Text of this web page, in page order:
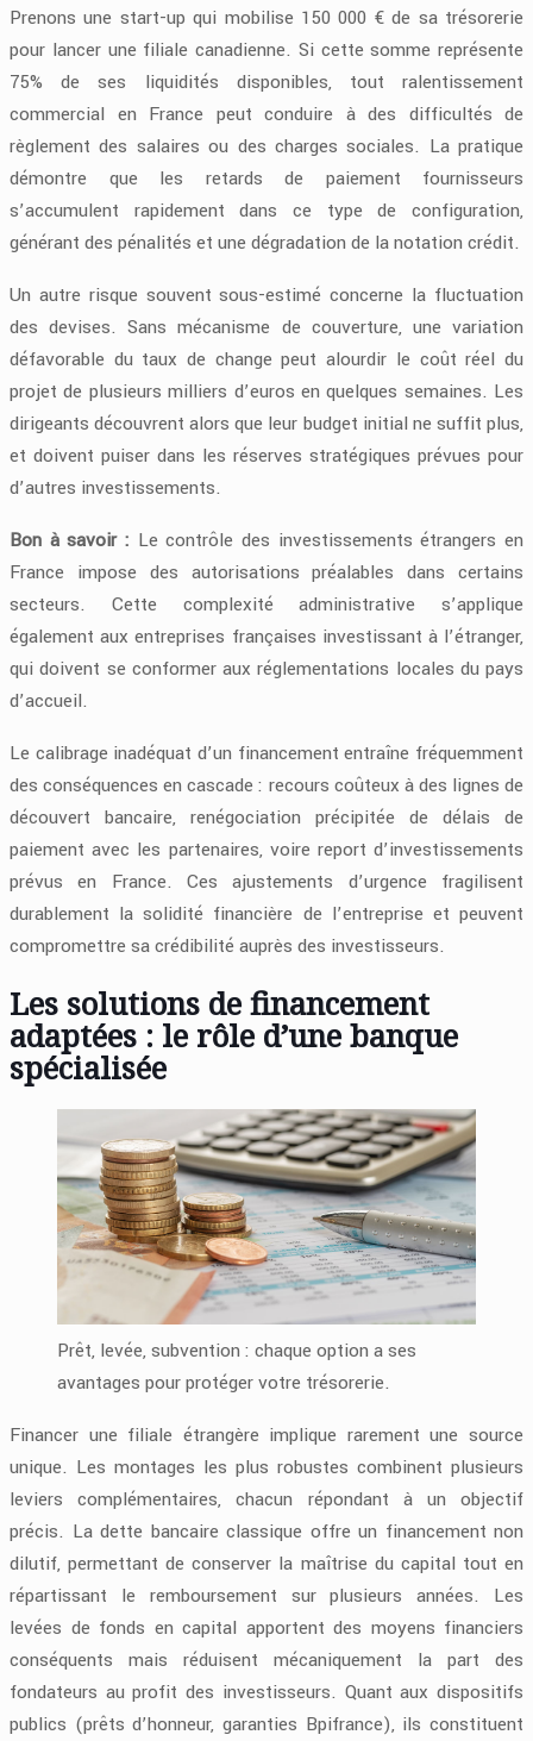
Prenons une start-up qui mobilise 150 000 € de sa trésorerie
pour lancer une filiale canadienne. Si cette somme représente
75% de ses liquidités disponibles, tout ralentissement
commercial en France peut conduire à des difficultés de
règlement des salaires ou des charges sociales. La pratique
démontre que les retards de paiement fournisseurs
s’accumulent rapidement dans ce type de configuration,
générant des pénalités et une dégradation de la notation crédit.
Un autre risque souvent sous-estimé concerne la fluctuation
des devises. Sans mécanisme de couverture, une variation
défavorable du taux de change peut alourdir le coût réel du
projet de plusieurs milliers d’euros en quelques semaines. Les
dirigeants découvrent alors que leur budget initial ne suffit plus,
et doivent puiser dans les réserves stratégiques prévues pour
d’autres investissements.
Bon à savoir : Le contrôle des investissements étrangers en
France impose des autorisations préalables dans certains
secteurs. Cette complexité administrative s’applique
également aux entreprises françaises investissant à l’étranger,
qui doivent se conformer aux réglementations locales du pays
d’accueil.
Le calibrage inadéquat d’un financement entraîne fréquemment
des conséquences en cascade : recours coûteux à des lignes de
découvert bancaire, renégociation précipitée de délais de
paiement avec les partenaires, voire report d’investissements
prévus en France. Ces ajustements d’urgence fragilisent
durablement la solidité financière de l’entreprise et peuvent
compromettre sa crédibilité auprès des investisseurs.
Les solutions de financement
adaptées : le rôle d’une banque
spécialisée
Prêt, levée, subvention : chaque option a ses
avantages pour protéger votre trésorerie.
Financer une filiale étrangère implique rarement une source
unique. Les montages les plus robustes combinent plusieurs
leviers complémentaires, chacun répondant à un objectif
précis. La dette bancaire classique offre un financement non
dilutif, permettant de conserver la maîtrise du capital tout en
répartissant le remboursement sur plusieurs années. Les
levées de fonds en capital apportent des moyens financiers
conséquents mais réduisent mécaniquement la part des
fondateurs au profit des investisseurs. Quant aux dispositifs
publics (prêts d’honneur, garanties Bpifrance), ils constituent